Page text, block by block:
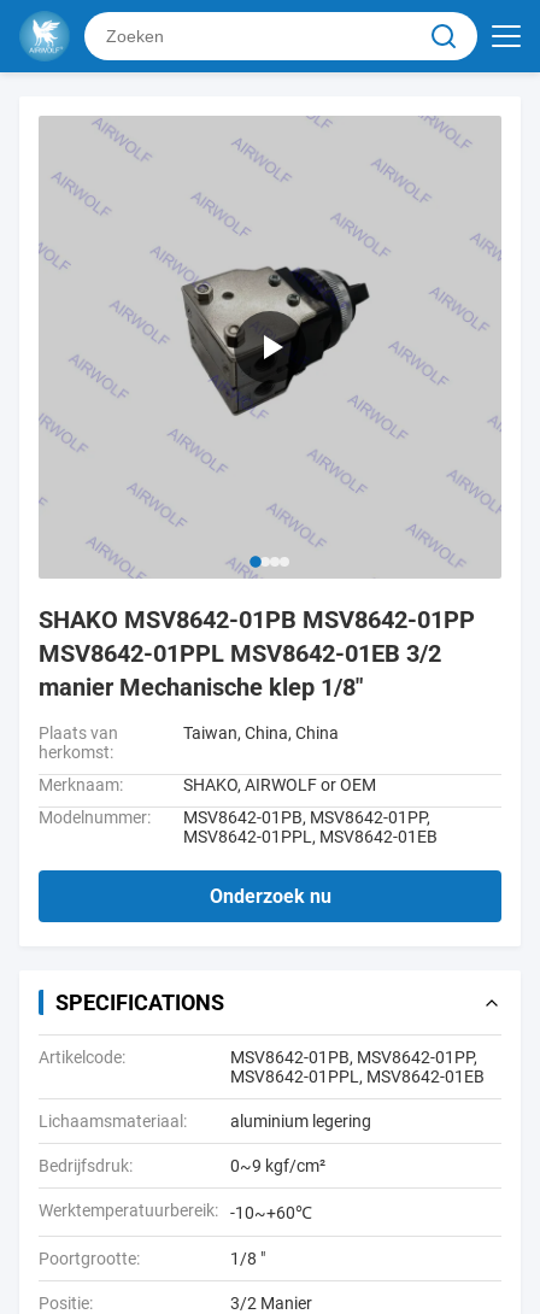
SHAKO MSV8642-01PB MSV8642-01PP
MSV8642-01PPL MSV8642-01EB 3/2
manier Mechanische klep 1/8"
Plaats van
herkomst:
Taiwan, China, China
Merknaam:
SHAKO, AIRWOLF or OEM
Modelnummer:
MSV8642-01PB, MSV8642-01PP,
MSV8642-01PPL, MSV8642-01EB
Onderzoek nu
SPECIFICATIONS
Artikelcode:
MSV8642-01PB, MSV8642-01PP,
MSV8642-01PPL, MSV8642-01EB
Lichaamsmateriaal: aluminium legering
Bedrijfsdruk: 0~9 kgf/cm²
Werktemperatuurbereik: -10~+60℃
Poortgrootte: 1/8 "
Positie: 3/2 Manier